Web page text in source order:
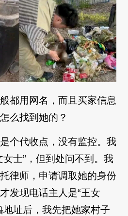
都用网名，而且买家信息
么找到她的？
个代收点，没有监控。我
女士”，但到处问不到。我
律师，申请调取她的身份
发现电话主人是“王女
地址后，我先把她家村子